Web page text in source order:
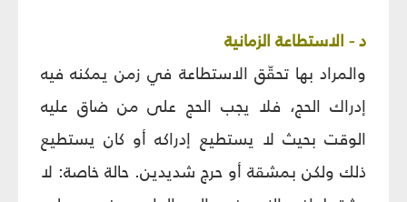
د - الاستطاعة الزمانية
والمراد بها تحقّق الاستطاعة في زمن يمكنه فيه
إدراك الحج، فلا يجب الحج على من ضاق عليه
الوقت بحيث لا يستطيع إدراكه أو كان يستطيع
ذلك ولكن بمشقة أو حرج شديدين. حالة خاصة: لا